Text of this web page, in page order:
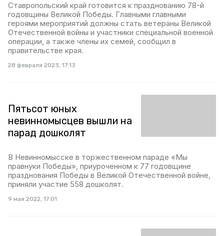
Ставропольский край готовится к празднованию 78-й
годовщины Великой Победы. Главными главными
героями мероприятий должны стать ветераны Великой
Отечественной войны и участники специальной военной
операции, а также члены их семей, сообщил в
правительстве края.
28 февраля 2023, 17:13
Пятьсот юных
невинномысцев вышли на
парад дошколят
В Невинномысске в торжественном параде «Мы
правнуки Победы», приуроченном к 77 годовщине
празднования Победы в Великой Отечественной войне,
приняли участие 558 дошколят.
9 мая 2022, 17:01